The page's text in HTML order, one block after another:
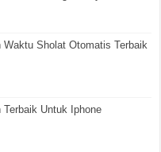
Waktu Sholat Otomatis Terbaik
Terbaik Untuk Iphone